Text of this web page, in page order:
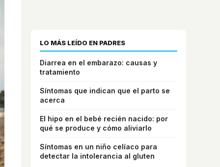
LO MÁS LEÍDO EN PADRES
Diarrea en el embarazo: causas y
tratamiento
Síntomas que indican que el parto se
acerca
El hipo en el bebé recién nacido: por
qué se produce y cómo aliviarlo
Síntomas en un niño celíaco para
detectar la intolerancia al gluten